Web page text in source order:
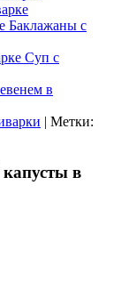
Баклажаны с
Суп с
в
| Метки:
в